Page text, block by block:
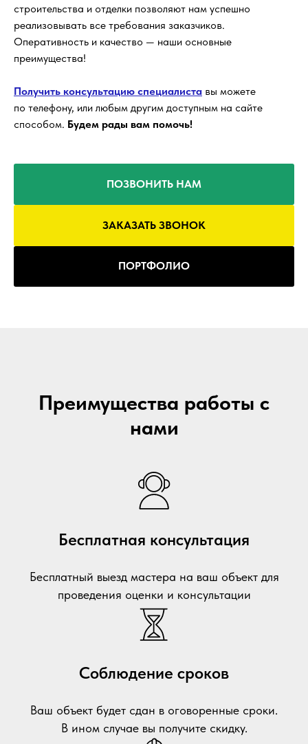
строительства и отделки позволяют нам успешно
реализовывать все требования заказчиков.
Оперативность и качество — наши основные
преимущества!
Получить консультацию специалиста вы можете
по телефону, или любым другим доступным на сайте
способом. Будем рады вам помочь!
ПОЗВОНИТЬ НАМ
ЗАКАЗАТЬ ЗВОНОК
ПОРТФОЛИО
Преимущества работы с
нами
Бесплатная консультация
Бесплатный выезд мастера на ваш объект для
проведения оценки и консультации
Соблюдение сроков
Ваш объект будет сдан в оговоренные сроки.
В ином случае вы получите скидку.